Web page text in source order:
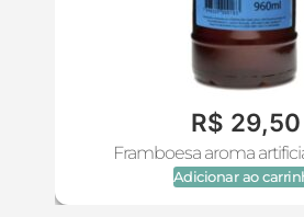
R$ 29,50
Framboesa aroma
Adicionar ao